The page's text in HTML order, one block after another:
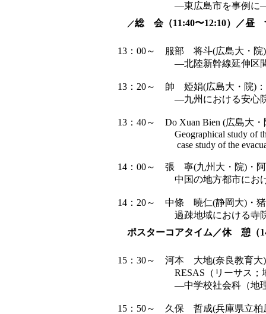
―東広島市を事例に
／総 会（11:40〜12:10）／昼
13：00～ 服部 将斗(広島大・院)
―北陸新幹線延伸区間
13：20～ 帥 婭娟(広島大・院)：
―九州における安心院
13：40～ Do Xuan Bien (広島大・
Geographical study of the
case study of the evacuation
14：00～ 張 寧(九州大・院)・阿
中国の地方都市における住
14：20～ 中條 曉仁(静岡大)・
過疎地域における寺院の存
ポスターコアタイム／休 憩（
15：30～ 河本 大地(奈良教育大
RESAS（リーサス；地域経
―中学校社会科（地理的
15：50～ 久保 哲成(兵庫県立柏